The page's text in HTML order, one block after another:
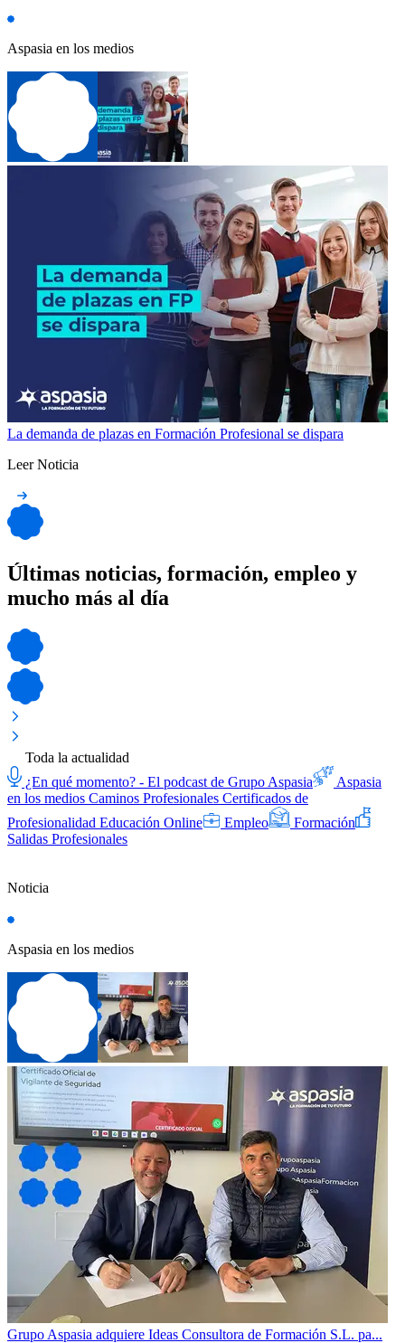
Aspasia en los medios
La demanda de plazas en Formación Profesional se dispara
Leer Noticia
Últimas noticias, formación, empleo y
mucho más al día
Toda la actualidad
¿En qué momento? - El podcast de Grupo Aspasia
Aspasia
en los medios Caminos Profesionales Certificados de
Profesionalidad Educación Online Empleo
Formación
Salidas Profesionales
Noticia
Aspasia en los medios
Grupo Aspasia adquiere Ideas Consultora de Formación S.L. pa...